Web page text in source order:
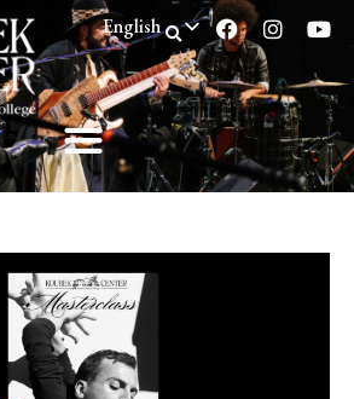
English
Spanish